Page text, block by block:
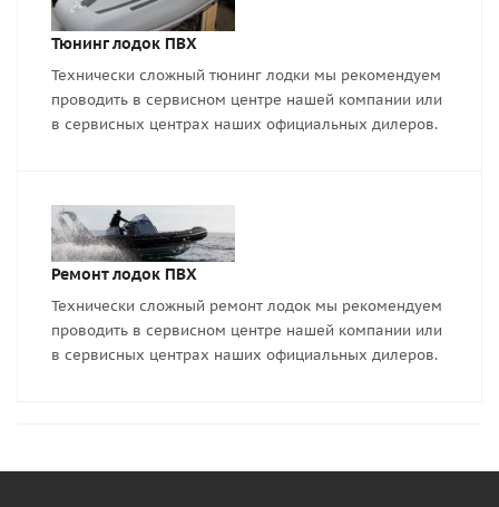
Тюнинг лодок ПВХ
Технически сложный тюнинг лодки мы рекомендуем
проводить в сервисном центре нашей компании или
в сервисных центрах наших официальных дилеров.
Ремонт лодок ПВХ
Технически сложный ремонт лодок мы рекомендуем
проводить в сервисном центре нашей компании или
в сервисных центрах наших официальных дилеров.